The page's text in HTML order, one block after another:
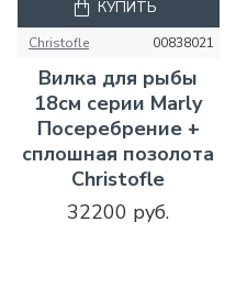
Christofle 00838021
Вилка для рыбы
18см серии Marly
Посеребрение +
сплошная позолота
Christofle
32200 руб.
КУПИТЬ